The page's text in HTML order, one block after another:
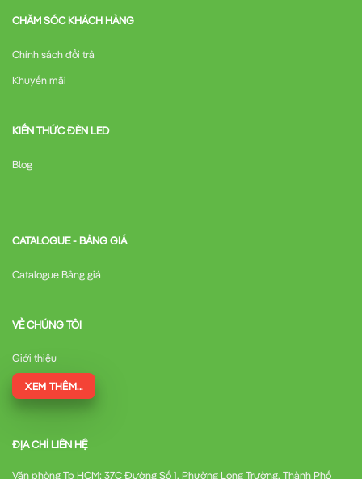
CHĂM SÓC KHÁCH HÀNG
Chính sách đổi trả
Khuyến mãi
KIẾN THỨC ĐÈN LED
Blog
CATALOGUE - BẢNG GIÁ
Catalogue Bảng giá
VỀ CHÚNG TÔI
Giới thiệu
XEM THÊM...
ĐỊA CHỈ LIÊN HỆ
Văn phòng Tp HCM: 37C Đường Số 1, Phường Long Trường, Thành Phố